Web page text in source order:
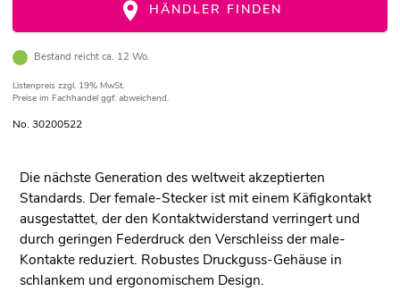
HÄNDLER FINDEN
Bestand reicht ca. 12 Wo.
Listenpreis zzgl. 19% MwSt.
Preise im Fachhandel ggf. abweichend.
No. 30200522
Die nächste Generation des weltweit akzeptierten
Standards. Der female-Stecker ist mit einem Käfigkontakt
ausgestattet, der den Kontaktwiderstand verringert und
durch geringen Federdruck den Verschleiss der male-
Kontakte reduziert. Robustes Druckguss-Gehäuse in
schlankem und ergonomischem Design.